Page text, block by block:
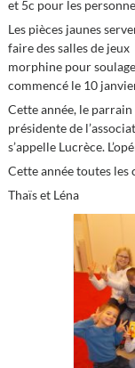
et 5c pour les
Les pièces jaunes
faire des salles de
morphine pour
commencé le 10
Cette année, le
présidente de
s’appelle Lucrèce.
Cette année toutes
Thaïs et Léna